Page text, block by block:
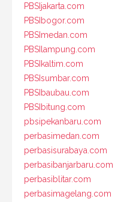
PBSIjakarta.com
PBSIbogor.com
PBSImedan.com
PBSIlampung.com
PBSIkaltim.com
PBSIsumbar.com
PBSIbaubau.com
PBSIbitung.com
pbsipekanbaru.com
perbasimedan.com
perbasisurabaya.com
perbasibanjarbaru.com
perbasiblitar.com
perbasimagelang.com